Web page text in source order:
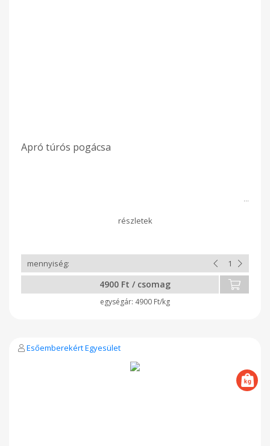
Apró túrós pogácsa
4900 Ft / csomag
4900 Ft/kg
Esőemberekért Egyesület